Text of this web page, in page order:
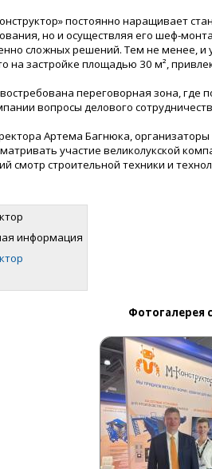
постоянно наращивает
но и осуществляя его шеф-
сложных решений. Тем не менее,
на застройке площадью 30 м²,
переговорная зона, где
вопросы делового
Артема Багнюка,
участие великолукской
смотр строительной техники и
информация
Фотогалерея